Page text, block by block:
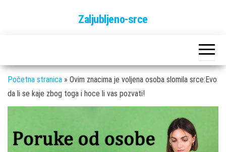
Zaljubljeno-srce
Početna stranica » Ovim znacima je voljena osoba slomila srce:Evo
da li se kaje zbog toga i hoce li vas pozvati!